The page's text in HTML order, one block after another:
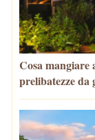
Cosa
prelibatezze da